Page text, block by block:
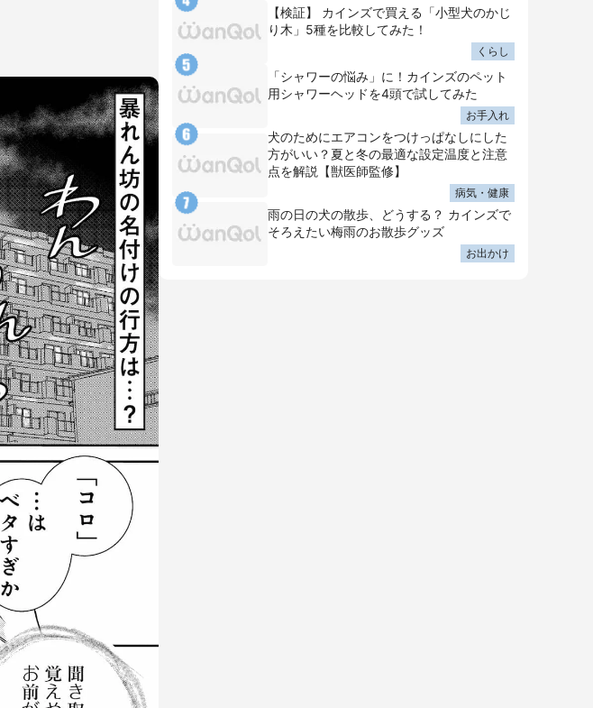
【検証】 カインズで買える「小型犬のかじ
り木」5種を比較してみた！
くらし
「シャワーの悩み」に！カインズのペット
用シャワーヘッドを4頭で試してみた
お手入れ
犬のためにエアコンをつけっぱなしにした
方がいい？夏と冬の最適な設定温度と注意
点を解説【獣医師監修】
病気・健康
雨の日の犬の散歩、どうする？ カインズで
そろえたい梅雨のお散歩グッズ
お出かけ